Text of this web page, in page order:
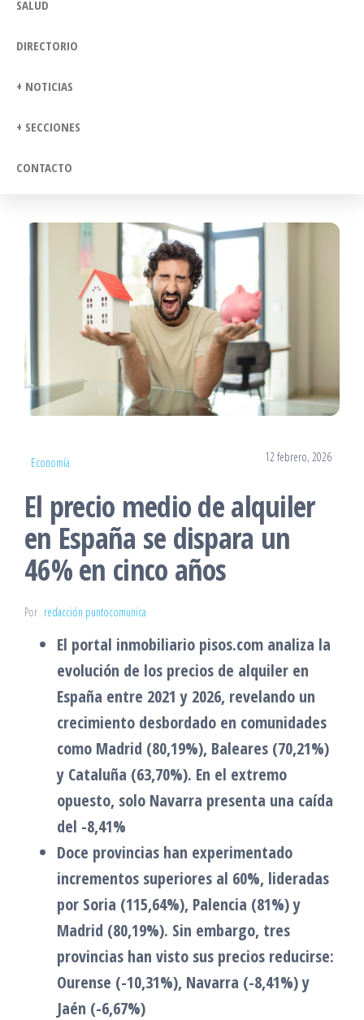
SALUD
DIRECTORIO
+ NOTICIAS
+ SECCIONES
CONTACTO
Economía 12 febrero, 2026
El precio medio de alquiler
en España se dispara un
46% en cinco años
Por redacción puntocomunica
El portal inmobiliario pisos.com analiza la
evolución de los precios de alquiler en
España entre 2021 y 2026, revelando un
crecimiento desbordado en comunidades
como Madrid (80,19%), Baleares (70,21%)
y Cataluña (63,70%). En el extremo
opuesto, solo Navarra presenta una caída
del -8,41%
Doce provincias han experimentado
incrementos superiores al 60%, lideradas
por Soria (115,64%), Palencia (81%) y
Madrid (80,19%). Sin embargo, tres
provincias han visto sus precios reducirse:
Ourense (-10,31%), Navarra (-8,41%) y
Jaén (-6,67%)